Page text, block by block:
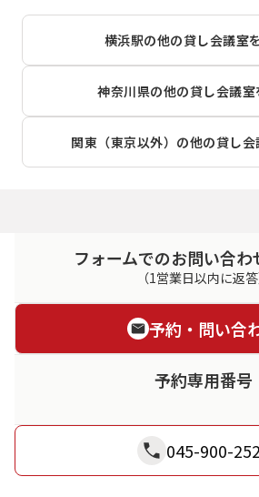
横浜駅の他の貸し会議室
神奈川県の他の貸し会議室
関東（東京以外） の他の貸し
フォームでのお問い合わ
（1営業日以内に返答
予約・問い合
予約専用番号
045-900-